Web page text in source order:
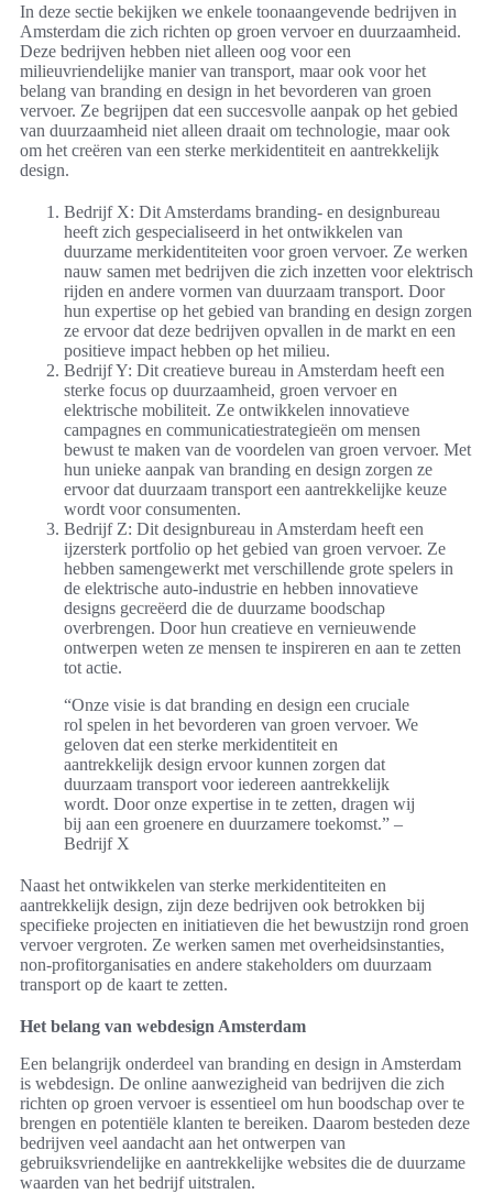
In deze sectie bekijken we enkele toonaangevende bedrijven in
Amsterdam die zich richten op groen vervoer en duurzaamheid.
Deze bedrijven hebben niet alleen oog voor een
milieuvriendelijke manier van transport, maar ook voor het
belang van branding en design in het bevorderen van groen
vervoer. Ze begrijpen dat een succesvolle aanpak op het gebied
van duurzaamheid niet alleen draait om technologie, maar ook
om het creëren van een sterke merkidentiteit en aantrekkelijk
design.
Bedrijf X: Dit Amsterdams branding- en designbureau
heeft zich gespecialiseerd in het ontwikkelen van
duurzame merkidentiteiten voor groen vervoer. Ze werken
nauw samen met bedrijven die zich inzetten voor elektrisch
rijden en andere vormen van duurzaam transport. Door
hun expertise op het gebied van branding en design zorgen
ze ervoor dat deze bedrijven opvallen in de markt en een
positieve impact hebben op het milieu.
Bedrijf Y: Dit creatieve bureau in Amsterdam heeft een
sterke focus op duurzaamheid, groen vervoer en
elektrische mobiliteit. Ze ontwikkelen innovatieve
campagnes en communicatiestrategieën om mensen
bewust te maken van de voordelen van groen vervoer. Met
hun unieke aanpak van branding en design zorgen ze
ervoor dat duurzaam transport een aantrekkelijke keuze
wordt voor consumenten.
Bedrijf Z: Dit designbureau in Amsterdam heeft een
ijzersterk portfolio op het gebied van groen vervoer. Ze
hebben samengewerkt met verschillende grote spelers in
de elektrische auto-industrie en hebben innovatieve
designs gecreëerd die de duurzame boodschap
overbrengen. Door hun creatieve en vernieuwende
ontwerpen weten ze mensen te inspireren en aan te zetten
tot actie.
“Onze visie is dat branding en design een cruciale
rol spelen in het bevorderen van groen vervoer. We
geloven dat een sterke merkidentiteit en
aantrekkelijk design ervoor kunnen zorgen dat
duurzaam transport voor iedereen aantrekkelijk
wordt. Door onze expertise in te zetten, dragen wij
bij aan een groenere en duurzamere toekomst.” –
Bedrijf X
Naast het ontwikkelen van sterke merkidentiteiten en
aantrekkelijk design, zijn deze bedrijven ook betrokken bij
specifieke projecten en initiatieven die het bewustzijn rond groen
vervoer vergroten. Ze werken samen met overheidsinstanties,
non-profitorganisaties en andere stakeholders om duurzaam
transport op de kaart te zetten.
Het belang van webdesign Amsterdam
Een belangrijk onderdeel van branding en design in Amsterdam
is webdesign. De online aanwezigheid van bedrijven die zich
richten op groen vervoer is essentieel om hun boodschap over te
brengen en potentiële klanten te bereiken. Daarom besteden deze
bedrijven veel aandacht aan het ontwerpen van
gebruiksvriendelijke en aantrekkelijke websites die de duurzame
waarden van het bedrijf uitstralen.